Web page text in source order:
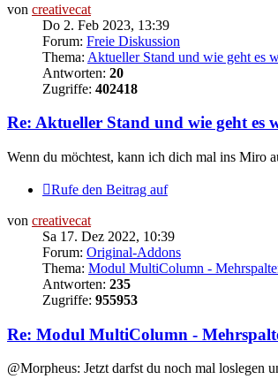
von creativecat
Do 2. Feb 2023, 13:39
Forum: Freie Diskussion
Thema: Aktueller Stand und wie geht es
Antworten: 20
Zugriffe: 402418
Re: Aktueller Stand und wie geht es
Wenn du möchtest, kann ich dich mal ins Miro
Rufe den Beitrag auf
von creativecat
Sa 17. Dez 2022, 10:39
Forum: Original-Addons
Thema: Modul MultiColumn -
Antworten: 235
Zugriffe: 955953
Re: Modul MultiColumn -
@Morpheus: Jetzt darfst du noch mal loslegen